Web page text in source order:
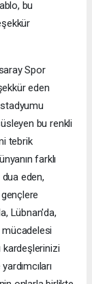
bu
Spor
eden
bu renkli
tebrik
farklı
eden,
Lübnan'da,
mücadelesi
kardeşlerinizi